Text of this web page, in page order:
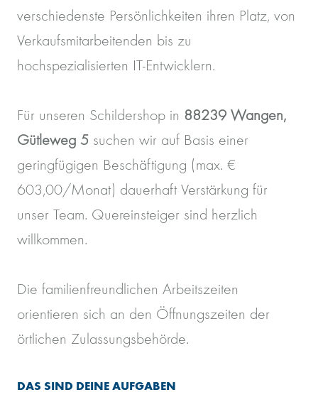
verschiedenste Persönlichkeiten ihren Platz, von
Verkaufsmitarbeitenden bis zu
hochspezialisierten IT-Entwicklern.
Für unseren Schildershop in 88239 Wangen,
Gütleweg 5 suchen wir auf Basis einer
geringfügigen Beschäftigung (max. €
603,00/Monat) dauerhaft Verstärkung für
unser Team. Quereinsteiger sind herzlich
willkommen.
Die familienfreundlichen Arbeitszeiten
orientieren sich an den Öffnungszeiten der
örtlichen Zulassungsbehörde.
DAS SIND DEINE AUFGABEN